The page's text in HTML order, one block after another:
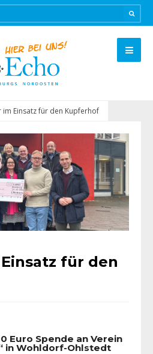
im Einsatz für den Kupferhof
für den
Euro Spende an Verein
in Wohldorf-Ohlstedt